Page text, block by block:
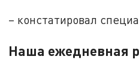
– констатировал
Наша ежедневная